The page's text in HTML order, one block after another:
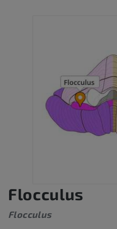
Flocculus
Flocculus